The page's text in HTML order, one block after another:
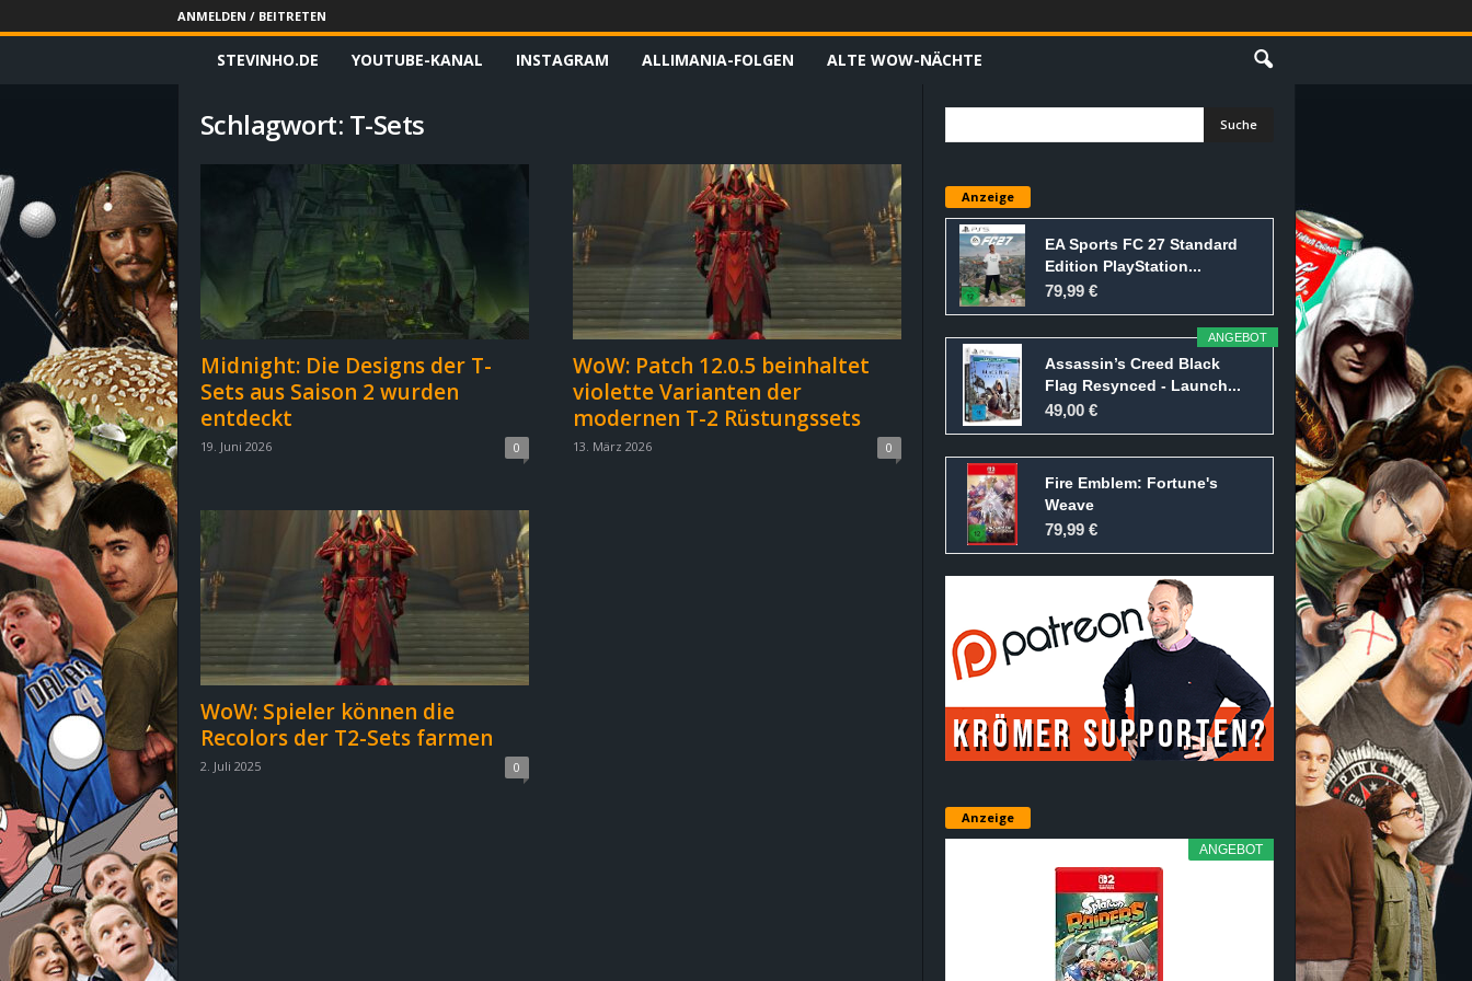
ANMELDEN / BEITRETEN
o
.
e
–
i
n
STEVINHO.DE YOUTUBE-KANAL INSTAGRAM ALLIMANIA-FOLGEN ALTE WOW-NÄCHTE
Schlagwort: T-Sets
Midnight: Die Designs der T-
Sets aus Saison 2 wurden
entdeckt
19. Juni 2026 0
WoW: Patch 12.0.5 beinhaltet
violette Varianten der
modernen T-2 Rüstungssets
13. März 2026 0
WoW: Spieler können die
Recolors der T2-Sets farmen
2. Juli 2025 0
Anzeige
EA Sports FC 27 Standard
Edition PlayStation...
79,99 €
ANGEBOT
Assassin’s Creed Black
Flag Resynced - Launch...
49,00 €
Fire Emblem: Fortune's
Weave
79,99 €
Anzeige
ANGEBOT